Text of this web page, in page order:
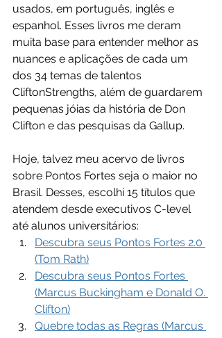
usados, em português, inglês e
espanhol. Esses livros me deram
muita base para entender melhor as
nuances e aplicações de cada um
dos 34 temas de talentos
CliftonStrengths, além de guardarem
pequenas jóias da história de Don
Clifton e das pesquisas da Gallup.
Hoje, talvez meu acervo de livros
sobre Pontos Fortes seja o maior no
Brasil. Desses, escolhi 15 títulos que
atendem desde executivos C-level
até alunos universitários:
Descubra seus Pontos Fortes 2.0
(Tom Rath)
Descubra seus Pontos Fortes
(Marcus Buckingham e Donald O.
Clifton)
Quebre todas as Regras (Marcus